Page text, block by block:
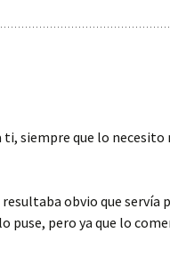
ti, siempre que lo necesito
obvio que servía
puse, pero ya que lo